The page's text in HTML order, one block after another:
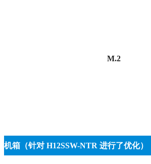
M.2
机箱（针对 H12SSW-NTR 进行了优化）